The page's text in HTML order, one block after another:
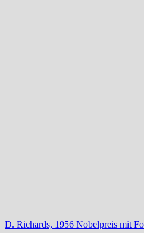
D. Richards, 1956 Nobelpreis mit